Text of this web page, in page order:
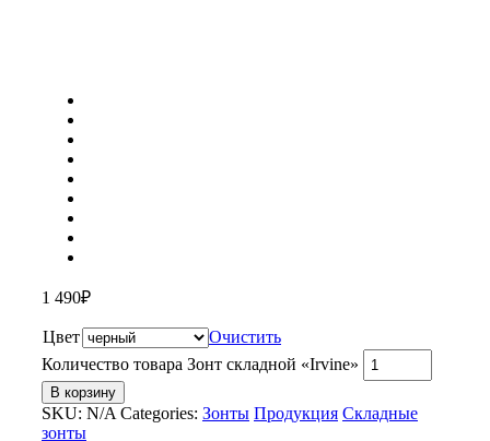
1 490₽
Цвет
Очистить
Количество товара Зонт складной «Irvine»
В корзину
SKU: N/A Categories: Зонты Продукция Складные
зонты